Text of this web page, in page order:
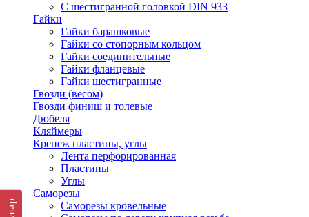
С шестигранной головкой DIN 933
Гайки
Гайки барашковые
Гайки со стопорным кольцом
Гайки соединительные
Гайки фланцевые
Гайки шестигранные
Гвозди (весом)
Гвозди финиш и толевые
Дюбеля
Кляймеры
Крепеж пластины, углы
Лента перфорированная
Пластины
Углы
Саморезы
Саморезы кровельные